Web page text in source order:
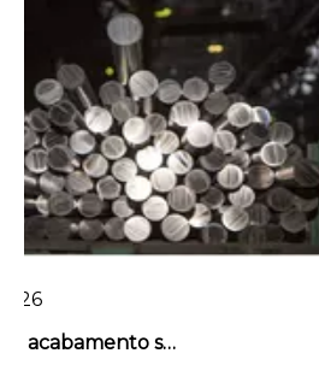
Como obter acabamento superficial de alta precisão em hastes de titânio